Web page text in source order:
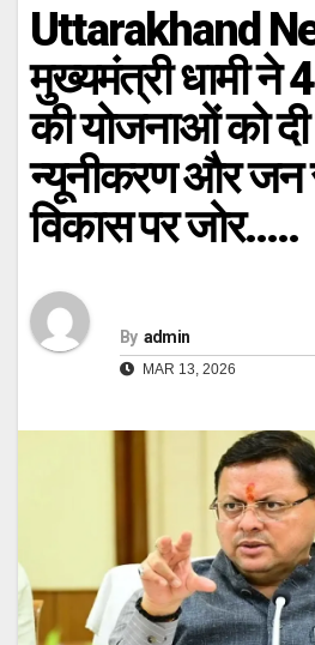
Uttarakhand
मुख्यमंत्री धामी ने
की योजनाओं को
न्यूनीकरण और
विकास पर जोर…..
By admin
MAR 13, 2026